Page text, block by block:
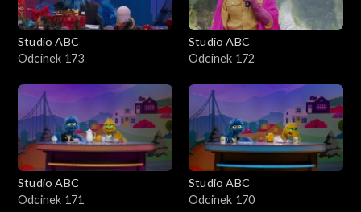
Studio ABC
Odcinek 173
Studio ABC
Odcinek 172
Studio ABC
Odcinek 171
Studio ABC
Odcinek 170